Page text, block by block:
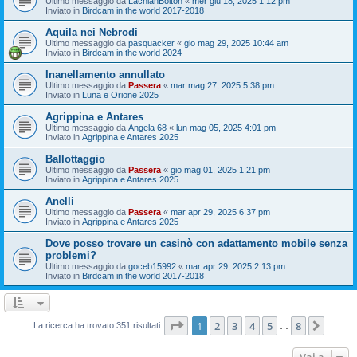
Inviato in Birdcam in the world 2017-2018
Aquila nei Nebrodi
Ultimo messaggio da pasquacker « gio mag 29, 2025 10:44 am
Inviato in Birdcam in the world 2024
Inanellamento annullato
Ultimo messaggio da Passera « mar mag 27, 2025 5:38 pm
Inviato in Luna e Orione 2025
Agrippina e Antares
Ultimo messaggio da Angela 68 « lun mag 05, 2025 4:01 pm
Inviato in Agrippina e Antares 2025
Ballottaggio
Ultimo messaggio da Passera « gio mag 01, 2025 1:21 pm
Inviato in Agrippina e Antares 2025
Anelli
Ultimo messaggio da Passera « mar apr 29, 2025 6:37 pm
Inviato in Agrippina e Antares 2025
Dove posso trovare un casinò con adattamento mobile senza
problemi?
Ultimo messaggio da goceb15992 « mar apr 29, 2025 2:13 pm
Inviato in Birdcam in the world 2017-2018
La ricerca ha trovato 351 risultati Pagina di
1 2 3 4 5 8